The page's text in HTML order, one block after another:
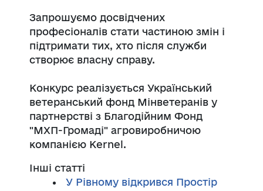
Запрошуємо досвідчених
професіоналів стати частиною змін і
підтримати тих, хто після служби
створює власну справу.
Конкурс реалізується Український
ветеранський фонд Мінветеранів у
партнерстві з Благодійним Фонд
"МХП-Громаді" агровиробничою
компанією Kernel.
Інші статті
У Рівному відкрився Простір